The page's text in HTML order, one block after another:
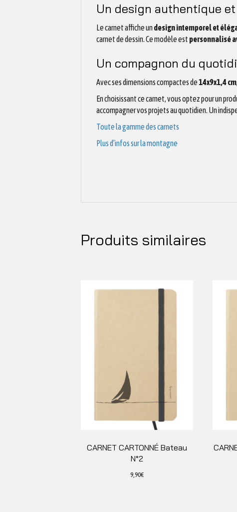
Un design authentique
Le carnet affiche undesign intemporel et
carnet de dessin. Ce modèle est personnalisé
Un compagnon du
Avec ses dimensions compactes de14x9x1,4 cm
En choisissant ce carnet, vous optez pour un
accompagner vos projets au quotidien. Un
Toute la gamme des carnets
Plus d’infos sur la montagne
Produits similaires
CARNET CARTONNÉ Bateau
N°2
9,90€